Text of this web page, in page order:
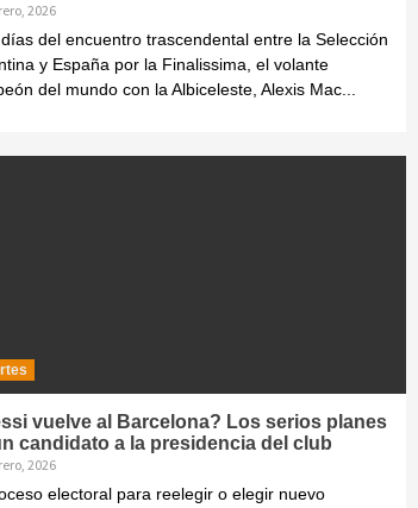
2026
del encuentro trascendental entre la Selección
y España por la Finalissima, el volante
del mundo con la Albiceleste, Alexis Mac...
vuelve al Barcelona? Los serios planes
candidato a la presidencia del club
2026
electoral para reelegir o elegir nuevo